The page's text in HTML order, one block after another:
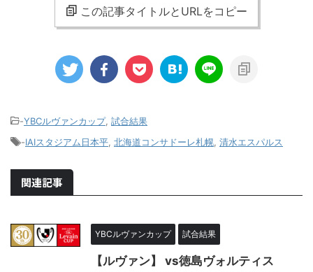
この記事タイトルとURLをコピー
-YBCルヴァンカップ, 試合結果
-IAIスタジアム日本平 北海道コンサドーレ札幌 清水エスパルス
関連記事
YBCルヴァンカップ 試合結果
【ルヴァン】 vs徳島ヴォルティス